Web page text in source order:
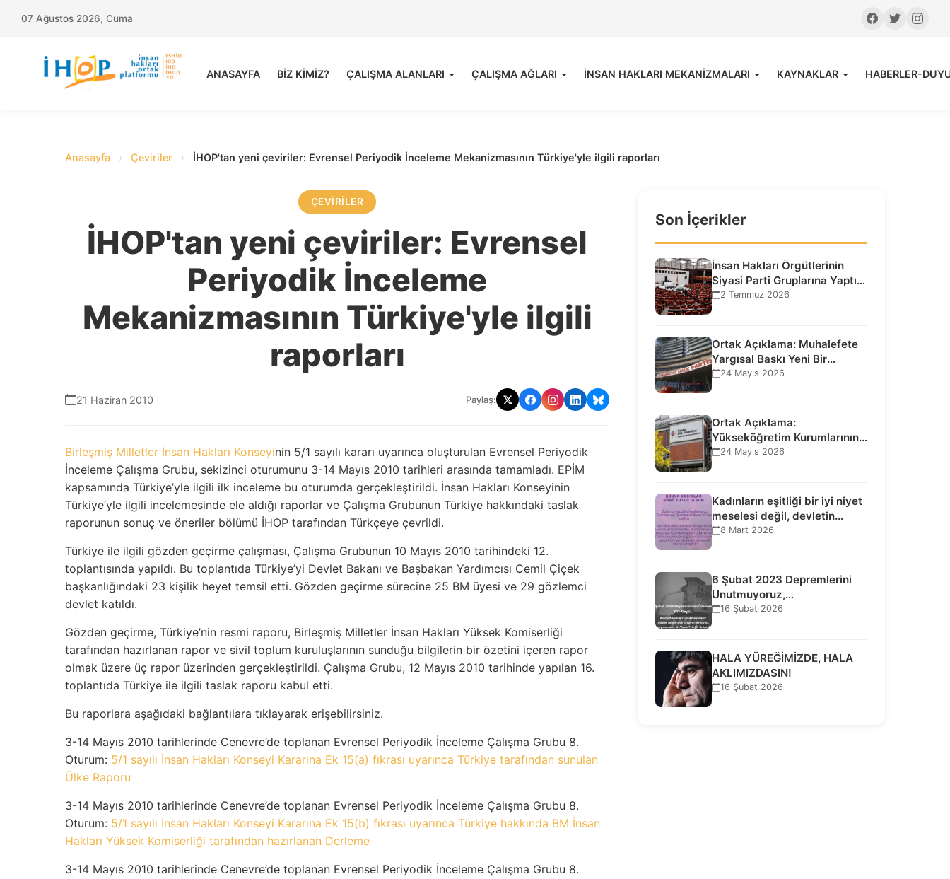
07 Ağustos 2026, Cuma
ANASAYFA BİZ KİMİZ? ÇALIŞMA ALANLARI ÇALIŞMA AĞLARI İNSAN HAKLARI MEKANİZMALARI KAYNAKLAR HABERLER-
Anasayfa › Çeviriler › İHOP'tan yeni çeviriler: Evrensel Periyodik İnceleme Mekanizmasının Türkiye'yle ilgili raporları
ÇEVIRILER
İHOP'tan yeni çeviriler: Evrensel
Periyodik İnceleme
Mekanizmasının Türkiye'yle ilgili
raporları
21 Haziran 2010 Paylaş:
Birleşmiş Milletler İnsan Hakları Konseyinin 5/1 sayılı kararı uyarınca oluşturulan Evrensel Periyodik
İnceleme Çalışma Grubu, sekizinci oturumunu 3-14 Mayıs 2010 tarihleri arasında tamamladı. EPİM
kapsamında Türkiye’yle ilgili ilk inceleme bu oturumda gerçekleştirildi. İnsan Hakları Konseyinin
Türkiye’yle ilgili incelemesinde ele aldığı raporlar ve Çalışma Grubunun Türkiye hakkındaki taslak
raporunun sonuç ve öneriler bölümü İHOP tarafından Türkçeye çevrildi.
Türkiye ile ilgili gözden geçirme çalışması, Çalışma Grubunun 10 Mayıs 2010 tarihindeki 12.
toplantısında yapıldı. Bu toplantıda Türkiye’yi Devlet Bakanı ve Başbakan Yardımcısı Cemil Çiçek
başkanlığındaki 23 kişilik heyet temsil etti. Gözden geçirme sürecine 25 BM üyesi ve 29 gözlemci
devlet katıldı.
Gözden geçirme, Türkiye’nin resmi raporu, Birleşmiş Milletler İnsan Hakları Yüksek Komiserliği
tarafından hazırlanan rapor ve sivil toplum kuruluşlarının sunduğu bilgilerin bir özetini içeren rapor
olmak üzere üç rapor üzerinden gerçekleştirildi. Çalışma Grubu, 12 Mayıs 2010 tarihinde yapılan 16.
toplantıda Türkiye ile ilgili taslak raporu kabul etti.
Bu raporlara aşağıdaki bağlantılara tıklayarak erişebilirsiniz.
3-14 Mayıs 2010 tarihlerinde Cenevre’de toplanan Evrensel Periyodik İnceleme Çalışma Grubu 8.
Oturum: 5/1 sayılı İnsan Hakları Konseyi Kararına Ek 15(a) fıkrası uyarınca Türkiye tarafından sunulan
Ülke Raporu
3-14 Mayıs 2010 tarihlerinde Cenevre’de toplanan Evrensel Periyodik İnceleme Çalışma Grubu 8.
Oturum: 5/1 sayılı İnsan Hakları Konseyi Kararına Ek 15(b) fıkrası uyarınca Türkiye hakkında BM İnsan
Hakları Yüksek Komiserliği tarafından hazırlanan Derleme
3-14 Mayıs 2010 tarihlerinde Cenevre’de toplanan Evrensel Periyodik İnceleme Çalışma Grubu 8.
Son İçerikler
İnsan Hakları Örgütlerinin
Siyasi Parti Gruplarına Yaptığı
Ziyaretlere İlişkin
2 Temmuz 2026
Ortak Açıklama: Muhalefete
Yargısal Baskı Yeni Bir
Aşamaya Geçti: Seçilmiş…
24 Mayıs 2026
Ortak Açıklama:
Yükseköğretim Kurumlarının
Toplumsal İşlevi Kurucularının
24 Mayıs 2026
Kadınların eşitliği bir iyi niyet
meselesi değil, devletin
uluslararası insan…
8 Mart 2026
6 Şubat 2023 Depremlerini
Unutmuyoruz,
Vazgeçmiyoruz, Hesap
16 Şubat 2026
HALA YÜREĞİMİZDE, HALA
AKLIMIZDASIN!
16 Şubat 2026